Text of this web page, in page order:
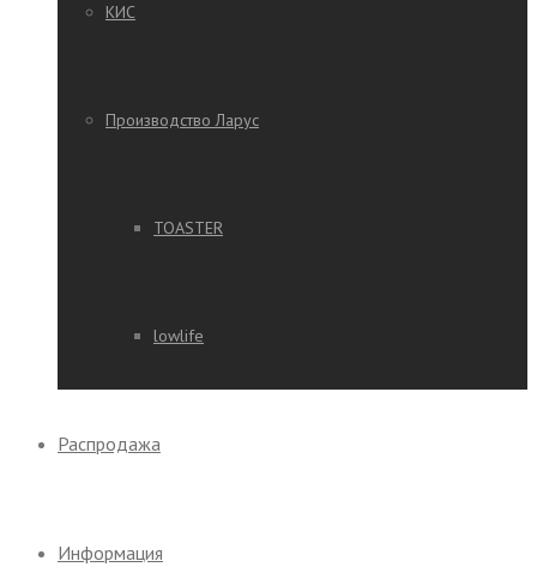
КИС
Производство Ларус
TOASTER
lowlife
Распродажа
Информация